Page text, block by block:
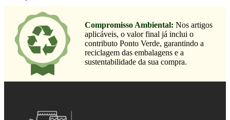
Compromisso Ambiental: Nos artigos
aplicáveis, o valor final já inclui o
contributo Ponto Verde, garantindo a
reciclagem das embalagens e a
sustentabilidade da sua compra.